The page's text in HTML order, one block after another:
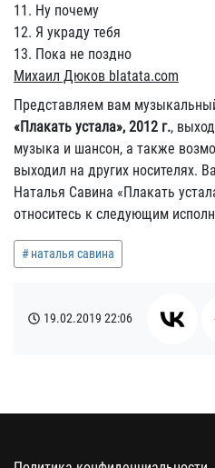
11. Ну почему
12. Я украду тебя
13. Пока не поздно
Михаил Дюков blatata.com
Представляем вам
«Плакать устала», 2012 г.,
музыка и шансон, а также
выходил на других носителях.
Наталья Савина «Плакать
относитесь к следующим
наталья савина
19.02.2019 22:06